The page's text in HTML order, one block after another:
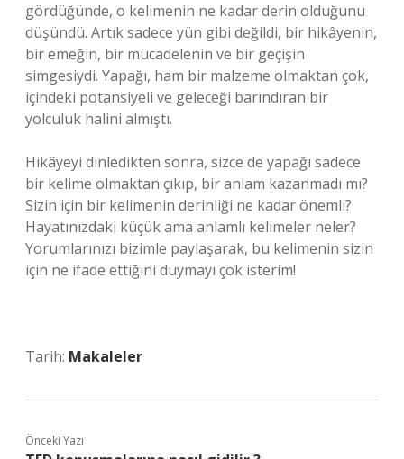
gördüğünde, o kelimenin ne kadar derin olduğunu
düşündü. Artık sadece yün gibi değildi, bir hikâyenin,
bir emeğin, bir mücadelenin ve bir geçişin
simgesiydi. Yapağı, ham bir malzeme olmaktan çok,
içindeki potansiyeli ve geleceği barındıran bir
yolculuk halini almıştı.
Hikâyeyi dinledikten sonra, sizce de yapağı sadece
bir kelime olmaktan çıkıp, bir anlam kazanmadı mı?
Sizin için bir kelimenin derinliği ne kadar önemli?
Hayatınızdaki küçük ama anlamlı kelimeler neler?
Yorumlarınızı bizimle paylaşarak, bu kelimenin sizin
için ne ifade ettiğini duymayı çok isterim!
Tarih: Makaleler
Önceki Yazı